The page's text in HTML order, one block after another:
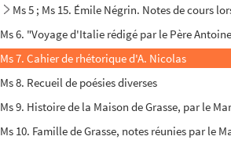
Ms 5 ; Ms 15. Émile Négrin. Notes de cours
Ms 6. "Voyage d'Italie rédigé par le Père
Ms 7. Cahier de rhétorique d'A. Nicolas
Ms 8. Recueil de poésies diverses
Ms 9. Histoire de la Maison de Grasse, par le
Ms 10. Famille de Grasse, notes réunies par le